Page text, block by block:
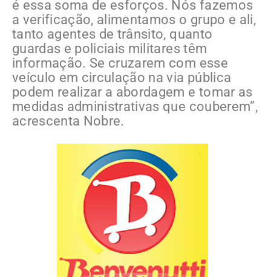
é essa soma de esforços. Nós fazemos
a verificação, alimentamos o grupo e ali,
tanto agentes de trânsito, quanto
guardas e policiais militares têm
informação. Se cruzarem com esse
veículo em circulação na via pública
podem realizar a abordagem e tomar as
medidas administrativas que couberem”,
acrescenta Nobre.